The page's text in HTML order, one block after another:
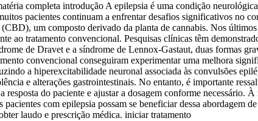
completa introdução A epilepsia é uma condição
pacientes continuam a enfrentar desafios significativos no
um composto derivado da planta de cannabis. Nos
ao tratamento convencional. Pesquisas clínicas têm
de Dravet e a síndrome de Lennox-Gastaut, duas formas
convencional conseguiram experimentar uma melhora
a hiperexcitabilidade neuronal associada às convulsões
e alterações gastrointestinais. No entanto, é importante
do paciente e ajustar a dosagem conforme necessário.
com epilepsia possam se beneficiar dessa abordagem
laudo e prescrição médica. iniciar tratamento